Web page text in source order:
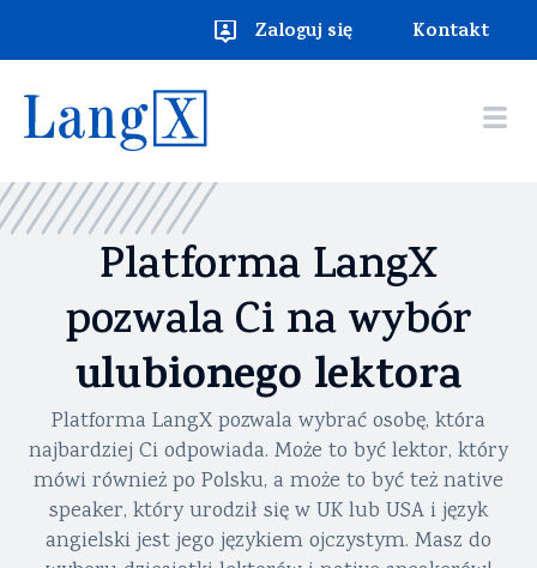
Zaloguj się Kontakt
Platforma LangX
pozwala Ci na wybór
ulubionego lektora
Platforma LangX pozwala wybrać osobę, która
najbardziej Ci odpowiada. Może to być lektor, który
mówi również po Polsku, a może to być też native
speaker, który urodził się w UK lub USA i język
angielski jest jego językiem ojczystym. Masz do